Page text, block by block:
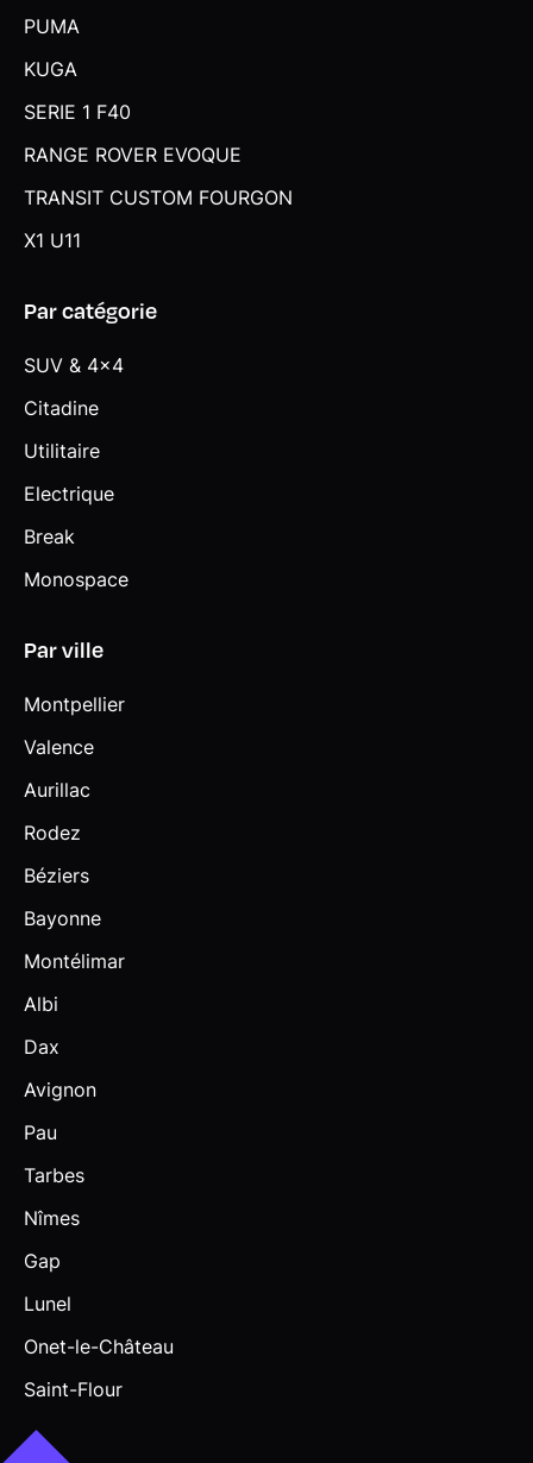
Tapis de sol textile
Verrouillage centralisé incluant 2 clés pliantes
Vitres AR électriques avec système à impulsion
Vitres AR et lunette AR surteintées
Vitres AV électriques avec système à impulsion
Vitres teintées
Volant multifonctions
Volant réglable en hauteur et en profondeur
PUMA
KUGA
SERIE 1 F40
RANGE ROVER EVOQUE
TRANSIT CUSTOM FOURGON
X1 U11
Par catégorie
SUV & 4x4
Citadine
Utilitaire
Electrique
Break
Monospace
Par ville
Montpellier
Valence
Aurillac
Rodez
Béziers
Bayonne
Montélimar
Albi
Dax
Avignon
Pau
Tarbes
Nîmes
Gap
Lunel
Onet-le-Château
Saint-Flour